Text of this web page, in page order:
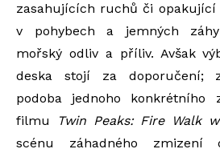
zasahujících ruchů či opakující
v pohybech a jemných
mořský odliv a příliv. Avšak
deska stojí za doporučení;
podoba jednoho konkrétního
filmu
Twin Peaks: Fire Walk
scénu záhadného zmizení